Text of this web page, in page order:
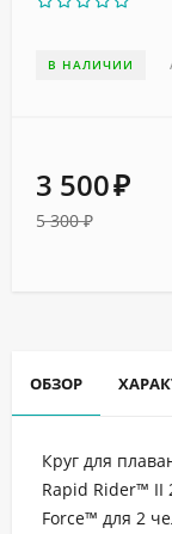
В НАЛИЧИИ
3 500₽
5 300 ₽
ОБЗОР
Круг для
Rapid Rider™ II
Force™ для 2